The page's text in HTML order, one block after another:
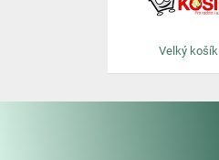
Velký košík